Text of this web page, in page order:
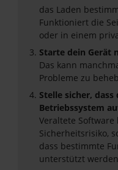
das Laden
Funktioniert die
oder in einem
Starte dein Gerät
Das kann
Probleme zu
Stelle sicher,
Betriebssystem
Veraltete
Sicherheitsrisiko,
dass bestimmte
unterstützt